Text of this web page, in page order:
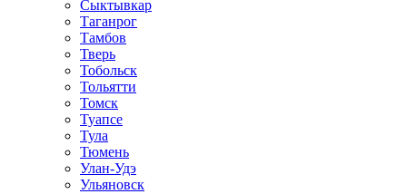
Сыктывкар
Таганрог
Тамбов
Тверь
Тобольск
Тольятти
Томск
Туапсе
Тула
Тюмень
Улан-Удэ
Ульяновск